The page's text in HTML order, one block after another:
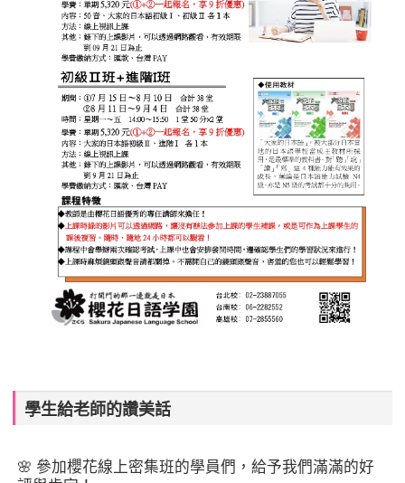
學生給老師的讚美話
🌸 參加櫻花線上密集班的學員們，給予我們滿滿的好